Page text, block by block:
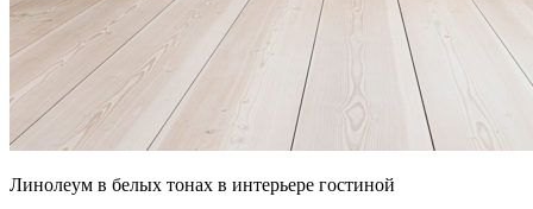
Линолеум в белых тонах в интерьере гостиной